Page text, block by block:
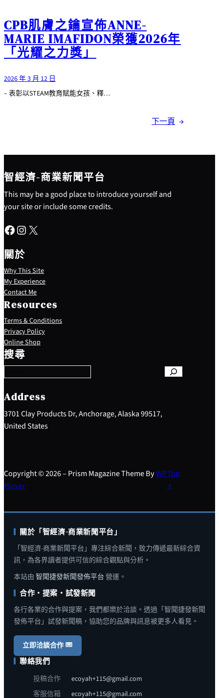
CPB肌膚之鑰宣佈ANNE-
MARIE IMAFIDON榮獲2026年
「光耀之力獎」
2026 年 3 月 12 日
– 表彰以STEAM教育賦能女孩、釋…
下一頁 →
智經濟-商業新聞平台
This may be a good place to introduce yourself and
your site or include some credits.
Facebook Instagram X
關於
Why This Site
My Experience
Contact Me
Resources
Terms & Conditions
Privacy Policy
Online Shop
搜尋
S
e
a
c
h
Address
3701 Clay Products Dr, Anchorage, Alaska 99517,
United States
Copyright © 2026 – Prism Magazine Theme ByWP
Plover
Top
↑
關於「智經濟-商業新聞平台」
「智經濟-商業新聞平台」專注綜合新聞，致力傳遞最新綜合資
訊，為各界讀者提供可信的綜合觀點與分析。
本站由 智聞捷發新聞發佈平台 營運。
合作・提案・試發新聞
各行各業的合作與提案，我們都樂於洽談。透過「智聞捷發新聞
發佈平台」試發新聞稿，協助您的品牌與訊息被更多人看見。
立即洽談合作
聯絡我們
投稿合作
ecoyah+115@gmail.com
客服信箱
ecoyah+115@gmail.com